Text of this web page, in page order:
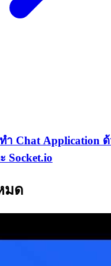
ำ Chat Application ด้
Socket.io
มด